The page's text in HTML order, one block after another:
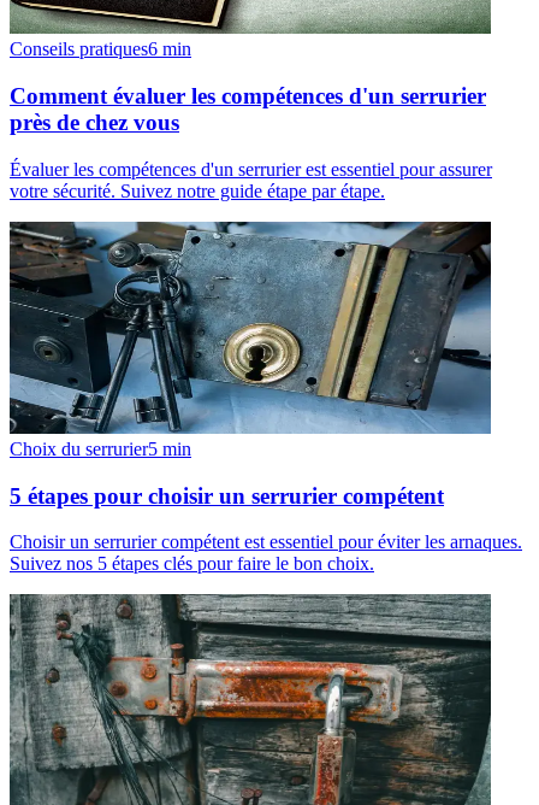
Conseils pratiques6 min
Comment évaluer les compétences d'un serrurier
près de chez vous
Évaluer les compétences d'un serrurier est essentiel pour assurer
votre sécurité. Suivez notre guide étape par étape.
Choix du serrurier5 min
5 étapes pour choisir un serrurier compétent
Choisir un serrurier compétent est essentiel pour éviter les arnaques.
Suivez nos 5 étapes clés pour faire le bon choix.